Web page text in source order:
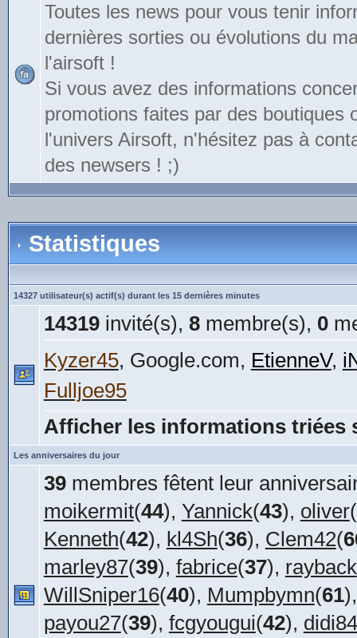
Toutes les news pour vous tenir
dernières sorties ou évolutions du
l'airsoft !
Si vous avez des informations
promotions faites par des boutiques
l'univers Airsoft, n'hésitez pas à
des newsers ! ;)
Statistiques
14327 utilisateur(s) actif(s) durant les 15 dernières minutes
14319invité(s), 8membre(s), 0
Kyzer45, Google.com, EtienneV,
Fulljoe95
Afficher les informations triées
Les anniversaires du jour
39membres fêtent leur
moikermit(44), Yannick(43), oliver(
Kenneth(42), kl4Sh(36), Clem42(
marley87(39), fabrice(37), rayback
WillSniper16(40), Mumpbymn(61
payou27(39), fcgyougui(42),